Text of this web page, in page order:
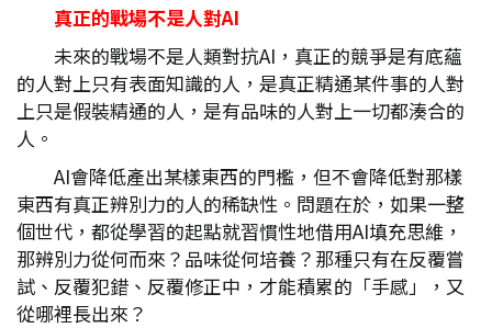
真正的戰場不是人對AI
未來的戰場不是人類對抗AI，真正的競爭是有底蘊
的人對上只有表面知識的人，是真正精通某件事的人對
上只是假裝精通的人，是有品味的人對上一切都湊合的
人。
AI會降低產出某樣東西的門檻，但不會降低對那樣
東西有真正辨別力的人的稀缺性。問題在於，如果一整
個世代，都從學習的起點就習慣性地借用AI填充思維，
那辨別力從何而來？品味從何培養？那種只有在反覆嘗
試、反覆犯錯、反覆修正中，才能積累的「手感」，又
從哪裡長出來？